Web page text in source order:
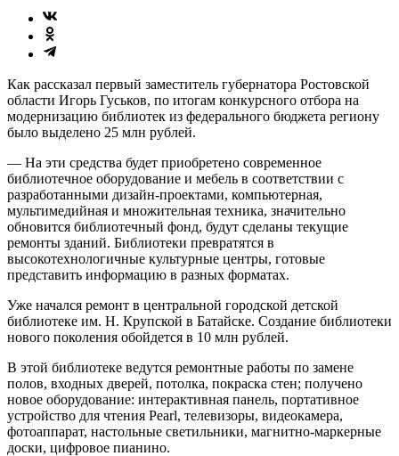
Как рассказал первый заместитель губернатора Ростовской
области Игорь Гуськов, по итогам конкурсного отбора на
модернизацию библиотек из федерального бюджета региону
было выделено 25 млн рублей.
— На эти средства будет приобретено современное
библиотечное оборудование и мебель в соответствии с
разработанными дизайн-проектами, компьютерная,
мультимедийная и множительная техника, значительно
обновится библиотечный фонд, будут сделаны текущие
ремонты зданий. Библиотеки превратятся в
высокотехнологичные культурные центры, готовые
представить информацию в разных форматах.
Уже начался ремонт в центральной городской детской
библиотеке им. Н. Крупской в Батайске. Создание библиотеки
нового поколения обойдется в 10 млн рублей.
В этой библиотеке ведутся ремонтные работы по замене
полов, входных дверей, потолка, покраска стен; получено
новое оборудование: интерактивная панель, портативное
устройство для чтения Pearl, телевизоры, видеокамера,
фотоаппарат, настольные светильники, магнитно-маркерные
доски, цифровое пианино.